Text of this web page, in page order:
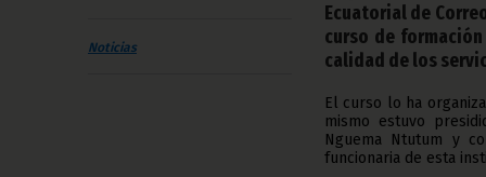
Noticias
Ecuatorial de
curso de
calidad de los
El curso lo ha
mismo estuvo
Nguema Ntutum y
funcionaria de esta